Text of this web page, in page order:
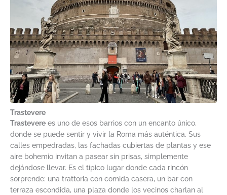
Trastevere
Trastevere es uno de esos barrios con un encanto único,
donde se puede sentir y vivir la Roma más auténtica. Sus
calles empedradas, las fachadas cubiertas de plantas y ese
aire bohemio invitan a pasear sin prisas, simplemente
dejándose llevar. Es el típico lugar donde cada rincón
sorprende: una trattoria con comida casera, un bar con
terraza escondida, una plaza donde los vecinos charlan al